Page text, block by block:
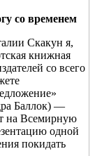
со временем
Скакун я,
книжная
со всего
Баллок) —
на Всемирную
одной
покидать